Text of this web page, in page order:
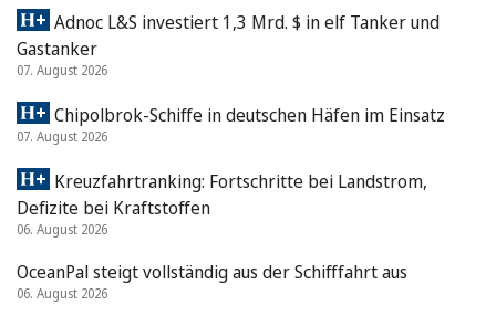
Adnoc L&S investiert 1,3 Mrd. $ in elf Tanker und
Gastanker
07. August 2026
Chipolbrok-Schiffe in deutschen Häfen im Einsatz
07. August 2026
Kreuzfahrtranking: Fortschritte bei Landstrom,
Defizite bei Kraftstoffen
06. August 2026
OceanPal steigt vollständig aus der Schifffahrt aus
06. August 2026